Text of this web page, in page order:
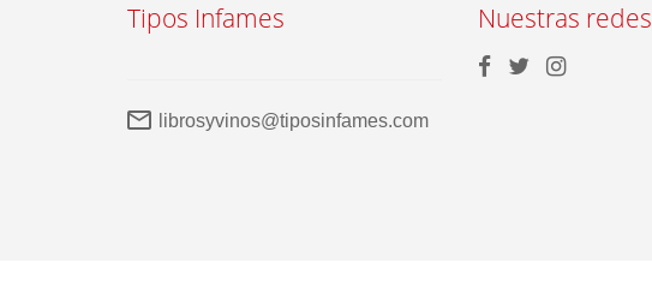
Tipos Infames
librosyvinos@tiposinfames.com
Nuestras redes